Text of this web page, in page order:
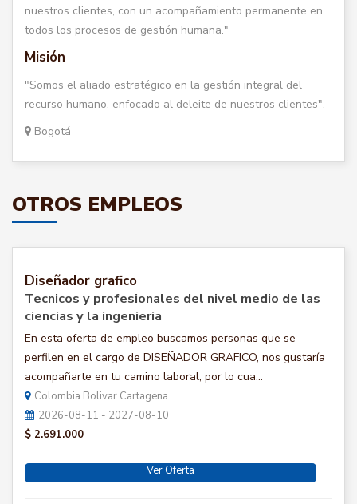
nuestros clientes, con un acompañamiento permanente en
todos los procesos de gestión humana."
Misión
"Somos el aliado estratégico en la gestión integral del
recurso humano, enfocado al deleite de nuestros clientes".
Bogotá
OTROS EMPLEOS
Diseñador grafico
Tecnicos y profesionales del nivel medio de las
ciencias y la ingenieria
En esta oferta de empleo buscamos personas que se
perfilen en el cargo de DISEÑADOR GRAFICO, nos gustaría
acompañarte en tu camino laboral, por lo cua...
Colombia Bolivar Cartagena
2026-08-11 - 2027-08-10
$ 2.691.000
Ver Oferta